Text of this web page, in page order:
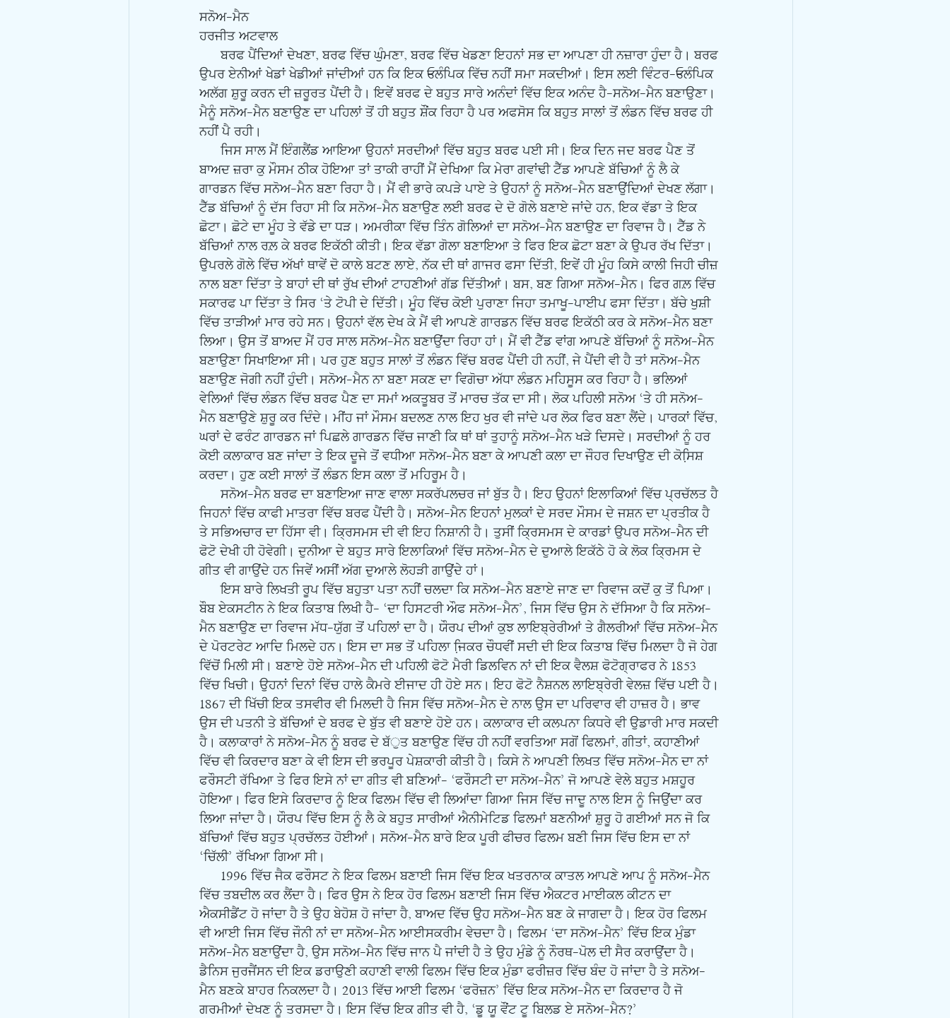
ਸਨੋਅ-ਮੈਨ
ਹਰਜੀਤ ਅਟਵਾਲ
ਉਪਰ ਏਨੀਆਂ ਖੇਡਾਂ ਖੇਡੀਆਂ ਜਾਂਦੀਆਂ ਹਨ ਕਿ ਇਕ Eਲੰਪਿਕ ਵਿੱਚ ਨਹੀਂ ਸਮਾ ਸਕਦੀਆਂ। ਇਸ ਲਈ ਵਿੰਟਰ-Eਲੰਪਿਕ
ਅਲੱਗ ਸ਼ੁਰੂ ਕਰਨ ਦੀ ਜ਼ਰੂਰਤ ਪੈਂਦੀ ਹੈ। ਇਵੇਂ ਬਰਫ ਦੇ ਬਹੁਤ ਸਾਰੇ ਅਨੰਦਾਂ ਵਿੱਚ ਇਕ ਅਨੰਦ ਹੈ-ਸਨੋਅ-ਮੈਨ ਬਣਾਉਣਾ।
ਮੈਨੂੰ ਸਨੋਅ-ਮੈਨ ਬਣਾਉਣ ਦਾ ਪਹਿਲਾਂ ਤੋਂ ਹੀ ਬਹੁਤ ਸ਼ੌਂਕ ਰਿਹਾ ਹੈ ਪਰ ਅਫਸੋਸ ਕਿ ਬਹੁਤ ਸਾਲਾਂ ਤੋਂ ਲੰਡਨ ਵਿੱਚ ਬਰਫ ਹੀ
ਨਹੀਂ ਪੈ ਰਹੀ।
ਬਾਅਦ ਜ਼ਰਾ ਕੁ ਮੌਸਮ ਠੀਕ ਹੋਇਆ ਤਾਂ ਤਾਕੀ ਰਾਹੀਂ ਮੈਂ ਦੇਖਿਆ ਕਿ ਮੇਰਾ ਗਵਾਂਢੀ ਟੈੱਡ ਆਪਣੇ ਬੱਚਿਆਂ ਨੂੰ ਲੈ ਕੇ
ਗਾਰਡਨ ਵਿੱਚ ਸਨੋਅ-ਮੈਨ ਬਣਾ ਰਿਹਾ ਹੈ। ਮੈਂ ਵੀ ਭਾਰੇ ਕਪੜੇ ਪਾਏ ਤੇ ਉਹਨਾਂ ਨੂੰ ਸਨੋਅ-ਮੈਨ ਬਣਾਉਂਦਿਆਂ ਦੇਖਣ ਲੱਗਾ।
ਟੈੱਡ ਬੱਚਿਆਂ ਨੂੰ ਦੱਸ ਰਿਹਾ ਸੀ ਕਿ ਸਨੋਅ-ਮੈਨ ਬਣਾਉਣ ਲਈ ਬਰਫ ਦੇ ਦੋ ਗੋਲੇ ਬਣਾਏ ਜਾਂਦੇ ਹਨ, ਇਕ ਵੱਡਾ ਤੇ ਇਕ
ਛੋਟਾ। ਛੋਟੇ ਦਾ ਮੂੰਹ ਤੇ ਵੱਡੇ ਦਾ ਧੜ। ਅਮਰੀਕਾ ਵਿੱਚ ਤਿੰਨ ਗੋਲਿਆਂ ਦਾ ਸਨੋਅ-ਮੈਨ ਬਣਾਉਣ ਦਾ ਰਿਵਾਜ ਹੈ। ਟੈੱਡ ਨੇ
ਬੱਚਿਆਂ ਨਾਲ ਰਲ਼ ਕੇ ਬਰਫ ਇਕੱਠੀ ਕੀਤੀ। ਇਕ ਵੱਡਾ ਗੋਲਾ ਬਣਾਇਆ ਤੇ ਫਿਰ ਇਕ ਛੋਟਾ ਬਣਾ ਕੇ ਉਪਰ ਰੱਖ ਦਿੱਤਾ।
ਉਪਰਲੇ ਗੋਲੇ ਵਿੱਚ ਅੱਖਾਂ ਥਾਵੇਂ ਦੋ ਕਾਲੇ ਬਟਣ ਲਾਏ, ਨੱਕ ਦੀ ਥਾਂ ਗਾਜਰ ਫਸਾ ਦਿੱਤੀ, ਇਵੇਂ ਹੀ ਮੂੰਹ ਕਿਸੇ ਕਾਲੀ ਜਿਹੀ ਚੀਜ਼
ਨਾਲ ਬਣਾ ਦਿੱਤਾ ਤੇ ਬਾਹਾਂ ਦੀ ਥਾਂ ਰੁੱਖ ਦੀਆਂ ਟਾਹਣੀਆਂ ਗੱਡ ਦਿੱਤੀਆਂ। ਬਸ, ਬਣ ਗਿਆ ਸਨੋਅ-ਮੈਨ। ਫਿਰ ਗਲ਼ ਵਿੱਚ
ਸਕਾਰਫ ਪਾ ਦਿੱਤਾ ਤੇ ਸਿਰ ‘ਤੇ ਟੋਪੀ ਦੇ ਦਿੱਤੀ। ਮੂੰਹ ਵਿੱਚ ਕੋਈ ਪੁਰਾਣਾ ਜਿਹਾ ਤਮਾਖੂ-ਪਾਈਪ ਫਸਾ ਦਿੱਤਾ। ਬੱਚੇ ਖੁਸ਼ੀ
ਵਿੱਚ ਤਾੜੀਆਂ ਮਾਰ ਰਹੇ ਸਨ। ਉਹਨਾਂ ਵੱਲ ਦੇਖ ਕੇ ਮੈਂ ਵੀ ਆਪਣੇ ਗਾਰਡਨ ਵਿੱਚ ਬਰਫ ਇਕੱਠੀ ਕਰ ਕੇ ਸਨੋਅ-ਮੈਨ ਬਣਾ
ਲਿਆ। ਉਸ ਤੋਂ ਬਾਅਦ ਮੈਂ ਹਰ ਸਾਲ ਸਨੋਅ-ਮੈਨ ਬਣਾਉਂਦਾ ਰਿਹਾ ਹਾਂ। ਮੈਂ ਵੀ ਟੈੱਡ ਵਾਂਗ ਆਪਣੇ ਬੱਚਿਆਂ ਨੂੰ ਸਨੋਅ-ਮੈਨ
ਬਣਾਉਣਾ ਸਿਖਾਇਆ ਸੀ। ਪਰ ਹੁਣ ਬਹੁਤ ਸਾਲਾਂ ਤੋਂ ਲੰਡਨ ਵਿੱਚ ਬਰਫ ਪੈਂਦੀ ਹੀ ਨਹੀਂ, ਜੇ ਪੈਂਦੀ ਵੀ ਹੈ ਤਾਂ ਸਨੋਅ-ਮੈਨ
ਬਣਾਉਣ ਜੋਗੀ ਨਹੀਂ ਹੁੰਦੀ। ਸਨੋਅ-ਮੈਨ ਨਾ ਬਣਾ ਸਕਣ ਦਾ ਵਿਗੋਚਾ ਅੱਧਾ ਲੰਡਨ ਮਹਿਸੂਸ ਕਰ ਰਿਹਾ ਹੈ। ਭਲਿਆਂ
ਵੇਲਿਆਂ ਵਿੱਚ ਲੰਡਨ ਵਿੱਚ ਬਰਫ ਪੈਣ ਦਾ ਸਮਾਂ ਅਕਤੂਬਰ ਤੋਂ ਮਾਰਚ ਤੱਕ ਦਾ ਸੀ। ਲੋਕ ਪਹਿਲੀ ਸਨੋਅ ‘ਤੇ ਹੀ ਸਨੋਅ-
ਮੈਨ ਬਣਾਉਣੇ ਸ਼ੁਰੂ ਕਰ ਦਿੰਦੇ। ਮੀਂਹ ਜਾਂ ਮੌਸਮ ਬਦਲਣ ਨਾਲ ਇਹ ਖੁਰ ਵੀ ਜਾਂਦੇ ਪਰ ਲੋਕ ਫਿਰ ਬਣਾ ਲੈਂਦੇ। ਪਾਰਕਾਂ ਵਿੱਚ,
ਘਰਾਂ ਦੇ ਫਰੰਟ ਗਾਰਡਨ ਜਾਂ ਪਿਛਲੇ ਗਾਰਡਨ ਵਿੱਚ ਜਾਣੀ ਕਿ ਥਾਂ ਥਾਂ ਤੁਹਾਨੂੰ ਸਨੋਅ-ਮੈਨ ਖੜੇ ਦਿਸਦੇ। ਸਰਦੀਆਂ ਨੂੰ ਹਰ
ਕੋਈ ਕਲਾਕਾਰ ਬਣ ਜਾਂਦਾ ਤੇ ਇਕ ਦੂਜੇ ਤੋਂ ਵਧੀਆ ਸਨੋਅ-ਮੈਨ ਬਣਾ ਕੇ ਆਪਣੀ ਕਲਾ ਦਾ ਜੌਹਰ ਦਿਖਾਉਣ ਦੀ ਕੋਸਿ਼ਸ਼
ਕਰਦਾ। ਹੁਣ ਕਈ ਸਾਲਾਂ ਤੋਂ ਲੰਡਨ ਇਸ ਕਲਾ ਤੋਂ ਮਹਿਰੂਮ ਹੈ।
ਜਿਹਨਾਂ ਵਿੱਚ ਕਾਫੀ ਮਾਤਰਾ ਵਿੱਚ ਬਰਫ ਪੈਂਦੀ ਹੈ। ਸਨੋਅ-ਮੈਨ ਇਹਨਾਂ ਮੁਲਕਾਂ ਦੇ ਸਰਦ ਮੌਸਮ ਦੇ ਜਸ਼ਨ ਦਾ ਪ੍ਰਤੀਕ ਹੈ
ਤੇ ਸਭਿਅਚਾਰ ਦਾ ਹਿੱਸਾ ਵੀ। ਕ੍ਰਿਸਮਸ ਦੀ ਵੀ ਇਹ ਨਿਸ਼ਾਨੀ ਹੈ। ਤੁਸੀਂ ਕ੍ਰਿਸਮਸ ਦੇ ਕਾਰਡਾਂ ਉਪਰ ਸਨੋਅ-ਮੈਨ ਦੀ
ਫੋਟੋ ਦੇਖੀ ਹੀ ਹੋਵੇਗੀ। ਦੁਨੀਆ ਦੇ ਬਹੁਤ ਸਾਰੇ ਇਲਾਕਿਆਂ ਵਿੱਚ ਸਨੋਅ-ਮੈਨ ਦੇ ਦੁਆਲੇ ਇਕੱਠੇ ਹੋ ਕੇ ਲੋਕ ਕ੍ਰਿਮਸ ਦੇ
ਗੀਤ ਵੀ ਗਾਉਂਦੇ ਹਨ ਜਿਵੇਂ ਅਸੀਂ ਅੱਗ ਦੁਆਲੇ ਲੋਹੜੀ ਗਾਉਂਦੇ ਹਾਂ।
      ਇਸ ਬਾਰੇ ਲਿਖਤੀ ਰੂਪ ਵਿੱਚ ਬਹੁਤਾ ਪਤਾ ਨਹੀਂ ਚਲਦਾ ਕਿ ਸਨੋਅ-ਮੈਨ ਬਣਾਏ ਜਾਣ ਦਾ ਰਿਵਾਜ ਕਦੋਂ ਕੁ ਤੋਂ ਪਿਆ।
ਬੌਬ ਏਕਸਟੀਨ ਨੇ ਇਕ ਕਿਤਾਬ ਲਿਖੀ ਹੈ- ‘ਦਾ ਹਿਸਟਰੀ ਔਫ ਸਨੋਅ-ਮੈਨ’, ਜਿਸ ਵਿੱਚ ਉਸ ਨੇ ਦੱਸਿਆ ਹੈ ਕਿ ਸਨੋਅ-
ਮੈਨ ਬਣਾਉਣ ਦਾ ਰਿਵਾਜ ਮੱਧ-ਯੁੱਗ ਤੋਂ ਪਹਿਲਾਂ ਦਾ ਹੈ। ਯੌਰਪ ਦੀਆਂ ਕੁਝ ਲਾਇਬ੍ਰੇਰੀਆਂ ਤੇ ਗੈਲਰੀਆਂ ਵਿੱਚ ਸਨੋਅ-ਮੈਨ
ਦੇ ਪੋਰਟਰੇਟ ਆਦਿ ਮਿਲਦੇ ਹਨ। ਇਸ ਦਾ ਸਭ ਤੋਂ ਪਹਿਲਾ ਜਿ਼ਕਰ ਚੌਧਵੀਂ ਸਦੀ ਦੀ ਇਕ ਕਿਤਾਬ ਵਿੱਚ ਮਿਲਦਾ ਹੈ ਜੋ ਹੇਗ
ਵਿੱਚੋਂ ਮਿਲੀ ਸੀ। ਬਣਾਏ ਹੋਏ ਸਨੋਅ-ਮੈਨ ਦੀ ਪਹਿਲੀ ਫੋਟੋ ਮੈਰੀ ਡਿਲਵਿਨ ਨਾਂ ਦੀ ਇਕ ਵੈਲਸ਼ ਫੋਟੋਗ੍ਰਾਫਰ ਨੇ 1853
ਵਿੱਚ ਖਿਚੀ। ਉਹਨਾਂ ਦਿਨਾਂ ਵਿੱਚ ਹਾਲੇ ਕੈਮਰੇ ਈਜਾਦ ਹੀ ਹੋਏ ਸਨ। ਇਹ ਫੋਟੋ ਨੈਸ਼ਨਲ ਲਾਇਬ੍ਰੇਰੀ ਵੇਲਜ਼ ਵਿੱਚ ਪਈ ਹੈ।
1867 ਦੀ ਖਿੱਚੀ ਇਕ ਤਸਵੀਰ ਵੀ ਮਿਲਦੀ ਹੈ ਜਿਸ ਵਿੱਚ ਸਨੋਅ-ਮੈਨ ਦੇ ਨਾਲ ਉਸ ਦਾ ਪਰਿਵਾਰ ਵੀ ਹਾਜ਼ਰ ਹੈ। ਭਾਵ
ਉਸ ਦੀ ਪਤਨੀ ਤੇ ਬੱਚਿਆਂ ਦੇ ਬਰਫ ਦੇ ਬੁੱਤ ਵੀ ਬਣਾਏ ਹੋਏ ਹਨ। ਕਲਾਕਾਰ ਦੀ ਕਲਪਨਾ ਕਿਧਰੇ ਵੀ ਉਡਾਰੀ ਮਾਰ ਸਕਦੀ
ਹੈ। ਕਲਾਕਾਰਾਂ ਨੇ ਸਨੋਅ-ਮੈਨ ਨੂੰ ਬਰਫ ਦੇ ਬੱੁਤ ਬਣਾਉਣ ਵਿੱਚ ਹੀ ਨਹੀਂ ਵਰਤਿਆ ਸਗੋਂ ਫਿਲਮਾਂ, ਗੀਤਾਂ, ਕਹਾਣੀਆਂ
ਵਿੱਚ ਵੀ ਕਿਰਦਾਰ ਬਣਾ ਕੇ ਵੀ ਇਸ ਦੀ ਭਰਪੂਰ ਪੇਸ਼ਕਾਰੀ ਕੀਤੀ ਹੈ। ਕਿਸੇ ਨੇ ਆਪਣੀ ਲਿਖਤ ਵਿੱਚ ਸਨੋਅ-ਮੈਨ ਦਾ ਨਾਂ
ਫਰੌਸਟੀ ਰੱਖਿਆ ਤੇ ਫਿਰ ਇਸੇ ਨਾਂ ਦਾ ਗੀਤ ਵੀ ਬਣਿਆਂ- ‘ਫਰੌਸਟੀ ਦਾ ਸਨੋਅ-ਮੈਨ’ ਜੋ ਆਪਣੇ ਵੇਲੇ ਬਹੁਤ ਮਸ਼ਹੂਰ
ਹੋਇਆ। ਫਿਰ ਇਸੇ ਕਿਰਦਾਰ ਨੂੰ ਇਕ ਫਿਲਮ ਵਿੱਚ ਵੀ ਲਿਆਂਦਾ ਗਿਆ ਜਿਸ ਵਿੱਚ ਜਾਦੂ ਨਾਲ ਇਸ ਨੂੰ ਜਿਉਂਦਾ ਕਰ
ਲਿਆ ਜਾਂਦਾ ਹੈ। ਯੌਰਪ ਵਿੱਚ ਇਸ ਨੂੰ ਲੈ ਕੇ ਬਹੁਤ ਸਾਰੀਆਂ ਐਨੀਮੇਟਿਡ ਫਿਲਮਾਂ ਬਣਨੀਆਂ ਸ਼ੁਰੂ ਹੋ ਗਈਆਂ ਸਨ ਜੋ ਕਿ
ਬੱਚਿਆਂ ਵਿੱਚ ਬਹੁਤ ਪ੍ਰਚੱਲਤ ਹੋਈਆਂ। ਸਨੋਅ-ਮੈਨ ਬਾਰੇ ਇਕ ਪੂਰੀ ਫੀਚਰ ਫਿਲਮ ਬਣੀ ਜਿਸ ਵਿੱਚ ਇਸ ਦਾ ਨਾਂ
‘ਚਿੱਲੀ’ ਰੱਖਿਆ ਗਿਆ ਸੀ।
ਵਿੱਚ ਤਬਦੀਲ ਕਰ ਲੈਂਦਾ ਹੈ। ਫਿਰ ਉਸ ਨੇ ਇਕ ਹੋਰ ਫਿਲਮ ਬਣਾਈ ਜਿਸ ਵਿੱਚ ਐਕਟਰ ਮਾਈਕਲ ਕੀਟਨ ਦਾ
ਐਕਸੀਡੈਂਟ ਹੋ ਜਾਂਦਾ ਹੈ ਤੇ ਉਹ ਬੇਹੋਸ਼ ਹੋ ਜਾਂਦਾ ਹੈ, ਬਾਅਦ ਵਿੱਚ ਉਹ ਸਨੋਅ-ਮੈਨ ਬਣ ਕੇ ਜਾਗਦਾ ਹੈ। ਇਕ ਹੋਰ ਫਿਲਮ
ਵੀ ਆਈ ਜਿਸ ਵਿੱਚ ਜੌਨੀ ਨਾਂ ਦਾ ਸਨੋਅ-ਮੈਨ ਆਈਸਕਰੀਮ ਵੇਚਦਾ ਹੈ। ਫਿਲਮ ‘ਦਾ ਸਨੋਅ-ਮੈਨ’ ਵਿੱਚ ਇਕ ਮੁੰਡਾ
ਸਨੋਅ-ਮੈਨ ਬਣਾਉਂਦਾ ਹੈ, ਉਸ ਸਨੋਅ-ਮੈਨ ਵਿੱਚ ਜਾਨ ਪੈ ਜਾਂਦੀ ਹੈ ਤੇ ਉਹ ਮੁੰਡੇ ਨੂੰ ਨੌਰਥ-ਪੋਲ ਦੀ ਸੈਰ ਕਰਾਉਂਦਾ ਹੈ।
ਡੈਨਿਸ ਜੁਰਜੈਂਸਨ ਦੀ ਇਕ ਡਰਾਉਣੀ ਕਹਾਣੀ ਵਾਲੀ ਫਿਲਮ ਵਿੱਚ ਇਕ ਮੁੰਡਾ ਫਰੀਜ਼ਰ ਵਿੱਚ ਬੰਦ ਹੋ ਜਾਂਦਾ ਹੈ ਤੇ ਸਨੋਅ-
ਮੈਨ ਬਣਕੇ ਬਾਹਰ ਨਿਕਲਦਾ ਹੈ। 2013 ਵਿੱਚ ਆਈ ਫਿਲਮ ‘ਫਰੋਜ਼ਨ’ ਵਿੱਚ ਇਕ ਸਨੋਅ-ਮੈਨ ਦਾ ਕਿਰਦਾਰ ਹੈ ਜੋ
ਗਰਮੀਆਂ ਦੇਖਣ ਨੂੰ ਤਰਸਦਾ ਹੈ। ਇਸ ਵਿੱਚ ਇਕ ਗੀਤ ਵੀ ਹੈ, ‘ਡੂ ਯੂ ਵੌਂਟ ਟੂ ਬਿਲਡ ਏ ਸਨੋਅ-ਮੈਨ?’